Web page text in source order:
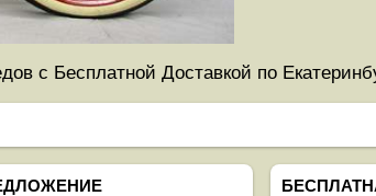
с Бесплатной Доставкой по